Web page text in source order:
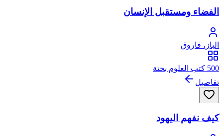
الفضاء ومستقبل الإنسان
الباز، فاروق
500 كتب العلوم بحتة
تفاصيل
كيف نفهم اليهود